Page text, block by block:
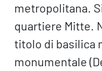
metropolitana.
quartiere Mitte.
titolo di basilica
monumentale